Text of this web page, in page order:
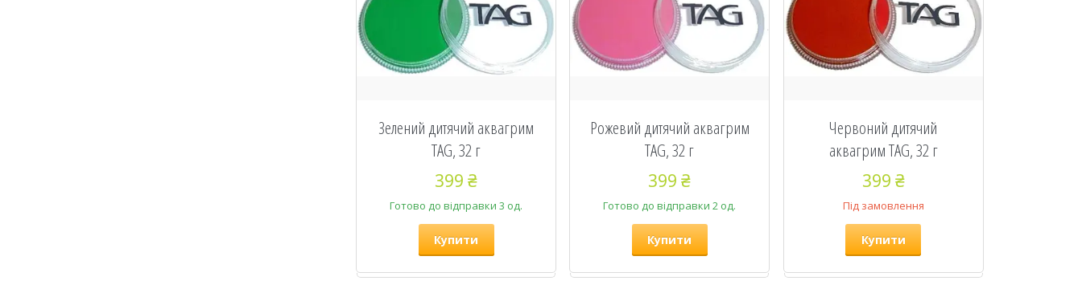
Зелений дитячий аквагрим
TAG, 32 г
399 ₴
Готово до відправки 3 од.
Купити
Рожевий дитячий аквагрим
TAG, 32 г
399 ₴
Готово до відправки 2 од.
Купити
Червоний дитячий
аквагрим TAG, 32 г
399 ₴
Під замовлення
Купити